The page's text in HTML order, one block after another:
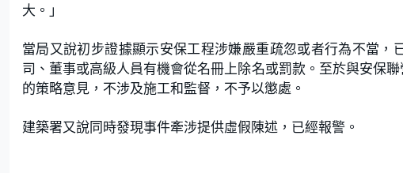
大。」
當局又說初步證據顯示安保工程涉嫌嚴重疏忽或者行為不當
司、董事或高級人員有機會從名冊上除名或罰款。至於與安保
的策略意見，不涉及施工和監督，不予以懲處。
建築署又說同時發現事件牽涉提供虛假陳述，已經報警。